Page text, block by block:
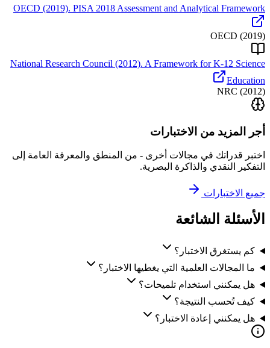
OECD (2019). PISA 2018 Assessment and Analytical Framework
OECD (2019)
National Research Council (2012). A Framework for K-12 Science
Education
NRC (2012)
أجر المزيد من الاختبارات
اختبر قدراتك في مجالات أخرى - من المنطق والمعرفة العامة إلى
التفكير النقدي والذاكرة البصرية.
جميع الاختبارات
الأسئلة الشائعة
كم يستغرق الاختبار؟
ما المجالات العلمية التي يغطيها الاختبار؟
هل يمكنني استخدام تلميحات؟
كيف تُحسب النتيجة؟
هل يمكنني إعادة الاختبار؟